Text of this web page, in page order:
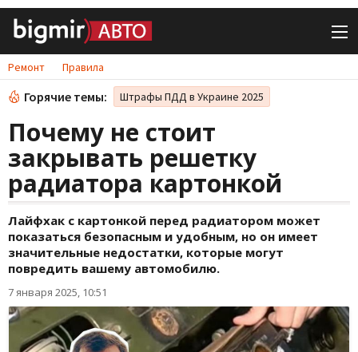
Ремонт Правила
Горячие темы: Штрафы ПДД в Украине 2025
Почему не стоит
закрывать решетку
радиатора картонкой
Лайфхак с картонкой перед радиатором может
показаться безопасным и удобным, но он имеет
значительные недостатки, которые могут
повредить вашему автомобилю.
7 января 2025, 10:51